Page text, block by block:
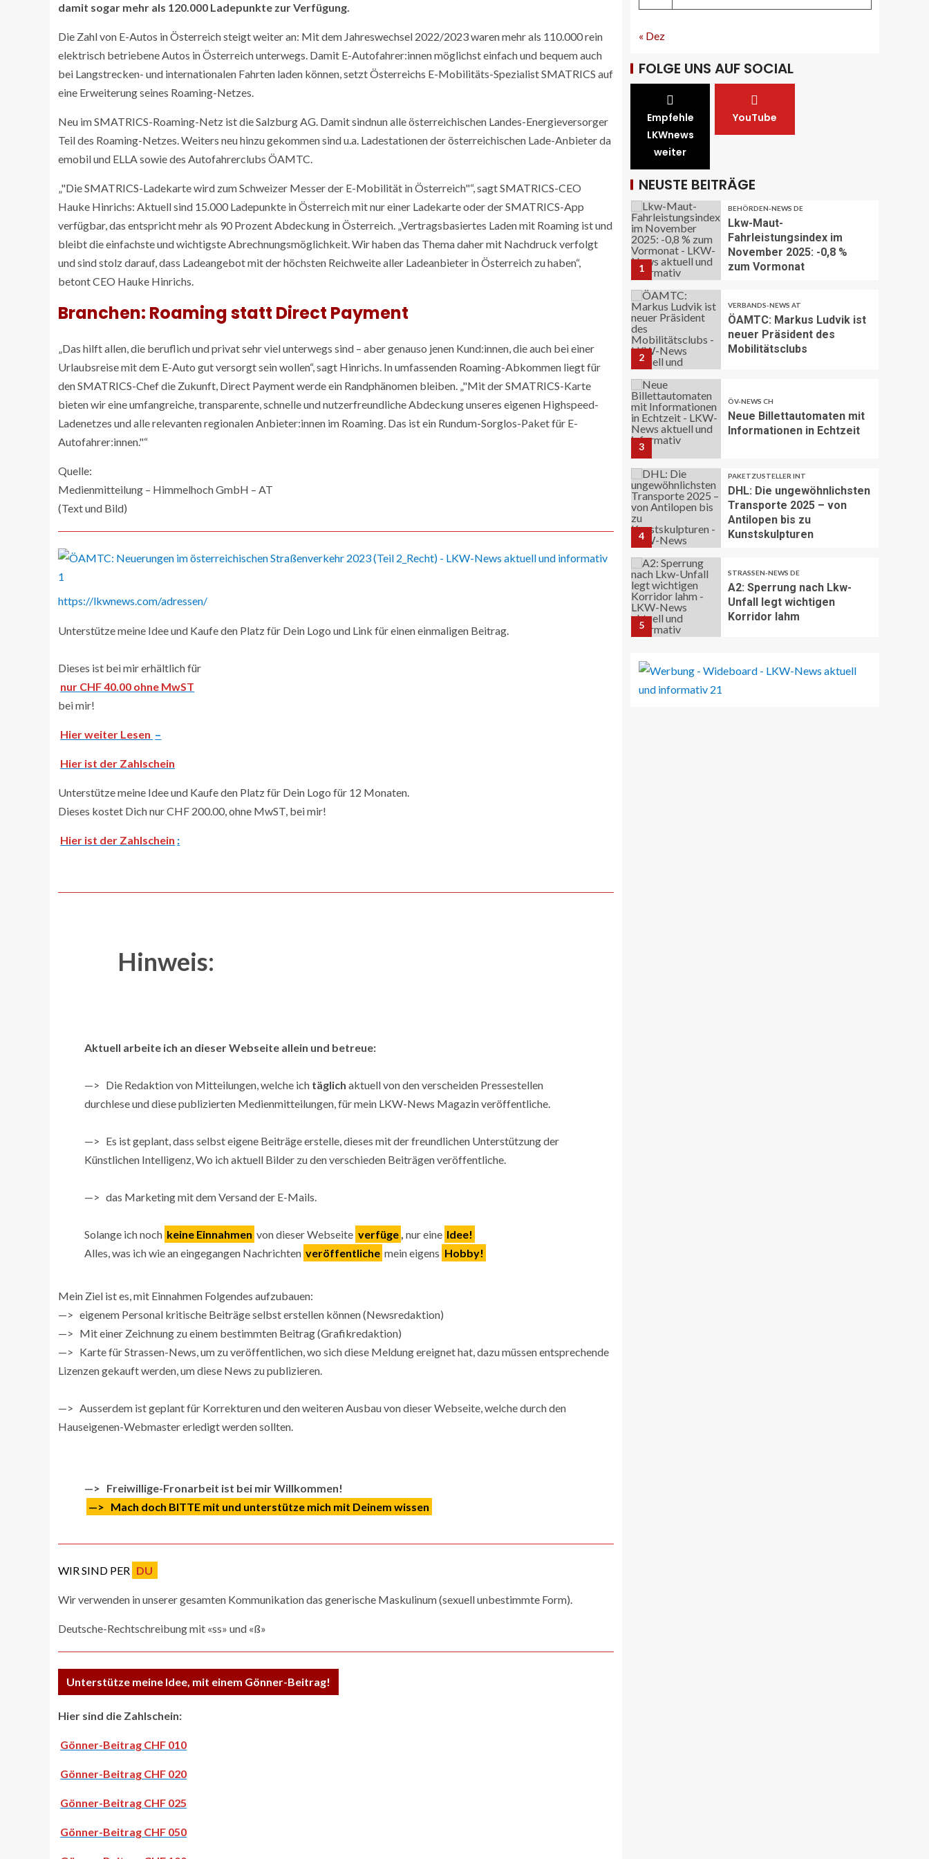
damit sogar mehr als 120.000 Ladepunkte zur Verfügung.
Die Zahl von E-Autos in Österreich steigt weiter an: Mit dem Jahreswechsel 2022/2023 waren mehr als 110.000 rein
elektrisch betriebene Autos in Österreich unterwegs. Damit E-Autofahrer:innen möglichst einfach und bequem auch
bei Langstrecken- und internationalen Fahrten laden können, setzt Österreichs E-Mobilitäts-Spezialist SMATRICS auf
eine Erweiterung seines Roaming-Netzes.
Neu im SMATRICS-Roaming-Netz ist die Salzburg AG. Damit sindnun alle österreichischen Landes-Energieversorger
Teil des Roaming-Netzes. Weiters neu hinzu gekommen sind u.a. Ladestationen der österreichischen Lade-Anbieter da
emobil und ELLA sowie des Autofahrerclubs ÖAMTC.
„ Die SMATRICS-Ladekarte wird zum Schweizer Messer der E-Mobilität in Österreich “, sagt SMATRICS-CEO
Hauke Hinrichs: Aktuell sind 15.000 Ladepunkte in Österreich mit nur einer Ladekarte oder der SMATRICS-App
verfügbar, das entspricht mehr als 90 Prozent Abdeckung in Österreich. „Vertragsbasiertes Laden mit Roaming ist und
bleibt die einfachste und wichtigste Abrechnungsmöglichkeit. Wir haben das Thema daher mit Nachdruck verfolgt
und sind stolz darauf, dass Ladeangebot mit der höchsten Reichweite aller Ladeanbieter in Österreich zu haben“,
betont CEO Hauke Hinrichs.
Branchen: Roaming statt Direct Payment
„Das hilft allen, die beruflich und privat sehr viel unterwegs sind – aber genauso jenen Kund:innen, die auch bei einer
Urlaubsreise mit dem E-Auto gut versorgt sein wollen“, sagt Hinrichs. In umfassenden Roaming-Abkommen liegt für
den SMATRICS-Chef die Zukunft, Direct Payment werde ein Randphänomen bleiben. „ Mit der SMATRICS-Karte
bieten wir eine umfangreiche, transparente, schnelle und nutzerfreundliche Abdeckung unseres eigenen Highspeed-
Ladenetzes und alle relevanten regionalen Anbieter:innen im Roaming. Das ist ein Rundum-Sorglos-Paket für E-
Autofahrer:innen. “
Quelle:
Medienmitteilung – Himmelhoch GmbH – AT
(Text und Bild)
https://lkwnews.com/adressen/
Unterstütze meine Idee und Kaufe den Platz für Dein Logo und Link für einen einmaligen Beitrag.
Dieses ist bei mir erhältlich für
nur CHF 40.00 ohne MwST
bei mir!
Hier weiter Lesen –
Hier ist der Zahlschein
Unterstütze meine Idee und Kaufe den Platz für Dein Logo für 12 Monaten.
Dieses kostet Dich nur CHF 200.00, ohne MwST, bei mir!
Hier ist der Zahlschein :
Hinweis:
Aktuell arbeite ich an dieser Webseite allein und betreue:
—> Die Redaktion von Mitteilungen, welche ich täglich aktuell von den verscheiden Pressestellen
durchlese und diese publizierten Medienmitteilungen, für mein LKW-News Magazin veröffentliche.
—> Es ist geplant, dass selbst eigene Beiträge erstelle, dieses mit der freundlichen Unterstützung der
Künstlichen Intelligenz, Wo ich aktuell Bilder zu den verschieden Beiträgen veröffentliche.
—> das Marketing mit dem Versand der E-Mails.
Solange ich noch keine Einnahmen von dieser Webseite verfüge, nur eine Idee!
Alles, was ich wie an eingegangen Nachrichten veröffentliche mein eigens Hobby!
Mein Ziel ist es, mit Einnahmen Folgendes aufzubauen:
—> eigenem Personal kritische Beiträge selbst erstellen können (Newsredaktion)
—> Mit einer Zeichnung zu einem bestimmten Beitrag (Grafikredaktion)
—> Karte für Strassen-News, um zu veröffentlichen, wo sich diese Meldung ereignet hat, dazu müssen entsprechende
Lizenzen gekauft werden, um diese News zu publizieren.
—> Ausserdem ist geplant für Korrekturen und den weiteren Ausbau von dieser Webseite, welche durch den
Hauseigenen-Webmaster erledigt werden sollten.
—> Freiwillige-Fronarbeit ist bei mir Willkommen!
—> Mach doch BITTE mit und unterstütze mich mit Deinem wissen
WIR SIND PER DU
Wir verwenden in unserer gesamten Kommunikation das generische Maskulinum (sexuell unbestimmte Form).
Deutsche-Rechtschreibung mit «ss» und «ß»
Unterstütze meine Idee, mit einem Gönner-Beitrag!
Hier sind die Zahlschein:
Gönner-Beitrag CHF 010
Gönner-Beitrag CHF 020
Gönner-Beitrag CHF 025
Gönner-Beitrag CHF 050
« Dez
FOLGE UNS AUF SOCIAL
Empfehle
LKWnews
weiter
YouTube
NEUSTE BEITRÄGE
Sarganserland: Baustelle in
Winterpause
30
STRASSEN-NEWS CH
A1 Nordumfahrung Zürich:
abgeschlossen
1
BEHÖRDEN-NEWS DE
Lkw-Maut-
Fahrleistungsindex im
November 2025: -0,8 %
zum Vormonat
2
VERBANDS-NEWS AT
ÖAMTC: Markus Ludvik ist
neuer Präsident des
Mobilitätsclubs
3
ÖV-NEWS CH
Neue Billettautomaten mit
Informationen in Echtzeit
4
PAKETZUSTELLER INT
DHL: Die ungewöhnlichsten
Transporte 2025 – von
Antilopen bis zu
Kunstskulpturen
5
STRASSEN-NEWS DE
A2: Sperrung nach Lkw-
Unfall legt wichtigen
Korridor lahm
Volvo Trucks erhält